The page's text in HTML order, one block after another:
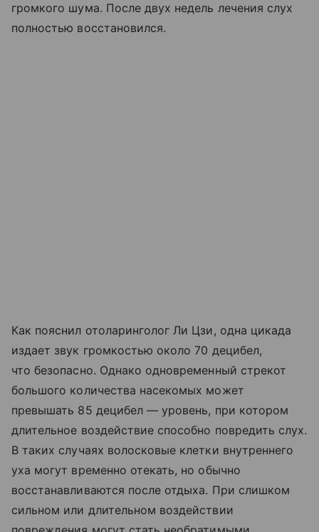
громкого шума. После двух недель лечения слух
полностью восстановился.
Как пояснил отоларинголог Ли Цзи, одна цикада
издает звук громкостью около 70 децибел,
что безопасно. Однако одновременный стрекот
большого количества насекомых может
превышать 85 децибел — уровень, при котором
длительное воздействие способно повредить слух.
В таких случаях волосковые клетки внутреннего
уха могут временно отекать, но обычно
восстанавливаются после отдыха. При слишком
сильном или длительном воздействии